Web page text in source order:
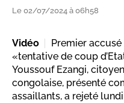
Le 02/07/2024 à 06h58
Vidéo
Premier
«tentative de coup
Youssouf Ezangi,
congolaise, présenté
assaillants, a rejeté